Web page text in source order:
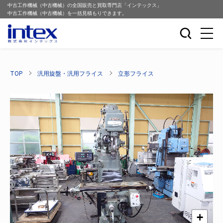
中古工作機械（中古機械）の全国販売と買取専門店「インテックス」
中古工作機械（中古機械）を一括見積もりできます。
TOP 汎用旋盤・汎用フライス 立形フライス
+
+
+
+
+
+
+
+